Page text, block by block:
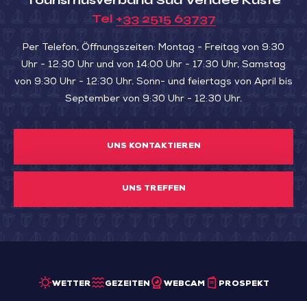
Tel +33 2515 63737
Per Telefon, Öffnungszeiten: Montag - Freitag von 9:30
Uhr - 12:30 Uhr und von 14:00 Uhr - 17:30 Uhr, Samstag
von 9:30 Uhr - 12:30 Uhr. Sonn- und feiertags von April bis
September von 9:30 Uhr - 12:30 Uhr.
UNS KONTAKTIEREN
UNS TREFFEN
WETTER GEZEITEN WEBCAM PROSPEKT